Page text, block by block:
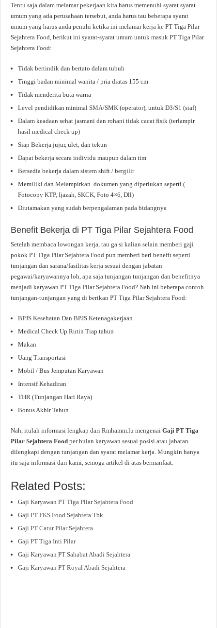
Tentu saja dalam melamar pekerjaan kita harus memenuhi syarat syarat
umum yang ada perusahaan tersebut, anda harus tau beberapa syarat
umum yang harus anda penuhi ketika ini melamar kerja ke PT Tiga Pilar
Sejahtera Food, berikut ini syarat-syarat umum untuk masuk PT Tiga Pilar
Sejahtera Food:
Tidak bertindik dan bertato dalam tubuh
Tinggi badan minimal wanita / pria diatas 155 cm
Tidak menderita buta warna
Level pendidikan minimal SMA/SMK (operator), untuk D3/S1 (staf)
Dalam keadaan sehat jasmani dan rohani tidak cacat fisik (terlampir
hasil medical check up)
Siap Bekerja jujur, ulet, dan tekun
Dapat bekerja secara individu maupun dalam tim
Bersedia bekerja dalam sistem shift / bergilir
Memiliki dan Melampirkan dokumen yang diperlukan seperti (
Fotocopy KTP, Ijazah, SKCK, Foto 4×6, Dll)
Diutamakan yang sudah berpengalaman pada bidangnya
Benefit Bekerja di PT Tiga Pilar Sejahtera Food
Setelah membaca lowongan kerja, tau ga si kalian selain memberi gaji
pokok PT Tiga Pilar Sejahtera Food pun memberi beri benefit seperti
tunjangan dan sarana/fasilitas kerja sesuai dengan jabatan
pegawai/karyawannya loh, apa saja tunjangan tunjangan dan benefitnya
menjadi karyawan PT Tiga Pilar Sejahtera Food? Nah ini beberapa contoh
tunjangan-tunjangan yang di berikan PT Tiga Pilar Sejahtera Food:
BPJS Kesehatan Dan BPJS Ketenagakerjaan
Medical Check Up Rutin Tiap tahun
Makan
Uang Transportasi
Mobil / Bus Jemputan Karyawan
Intensif Kehadiran
THR (Tunjangan Hari Raya)
Bonus Akhir Tahun
Nah, itulah informasi lengkap dari Rmhamm.lu mengenaiGaji PT Tiga
Pilar Sejahtera Foodper bulan karyawan sesuai posisi atau jabatan
dilengkapi dengan tunjangan dan syarat melamar kerja. Mungkin hanya
itu saja informasi dari kami, semoga artikel di atas bermanfaat.
Related Posts:
Gaji Karyawan PT Tiga Pilar Sejahtera Food
Gaji PT FKS Food Sejahtera Tbk
Gaji PT Catur Pilar Sejahtera
Gaji PT Tiga Inti Pilar
Gaji Karyawan PT Sahabat Abadi Sejahtera
Gaji Karyawan PT Royal Abadi Sejahtera